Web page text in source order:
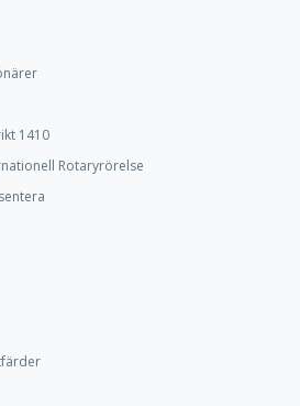
1410
Rotaryrörelse